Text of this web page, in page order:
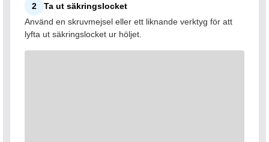
2
Ta ut säkringslocket
Använd en skruvmejsel eller ett liknande verktyg för att
lyfta ut säkringslocket ur höljet.